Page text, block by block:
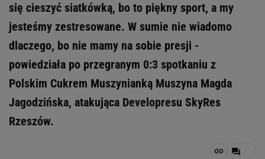
się cieszyć siatkówką, bo to piękny sport, a my
jesteśmy zestresowane. W sumie nie wiadomo
dlaczego, bo nie mamy na sobie presji -
powiedziała po przegranym 0:3 spotkaniu z
Polskim Cukrem Muszynianką Muszyna Magda
Jagodzińska, atakująca Developresu SkyRes
Rzeszów.